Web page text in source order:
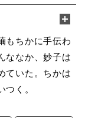
もちかに手伝わ
ななか、妙子は
ていた。ちかは
く。